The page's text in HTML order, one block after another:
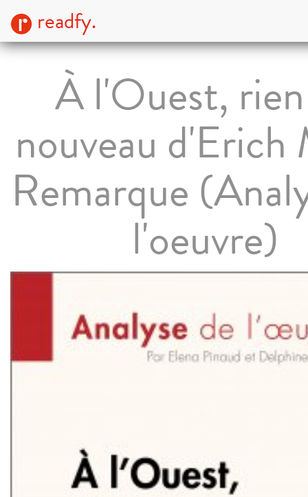
readfy.
À l'Ouest,
nouveau d'Erich
Remarque
l'oeuvre)